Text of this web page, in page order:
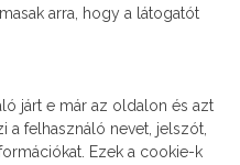
arra, hogy a látogatót
járt e már az oldalon és azt
felhasználó nevet, jelszót,
Ezek a cookie-k